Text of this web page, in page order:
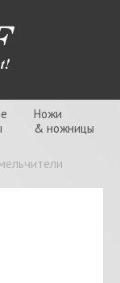
Ножи
& ножницы